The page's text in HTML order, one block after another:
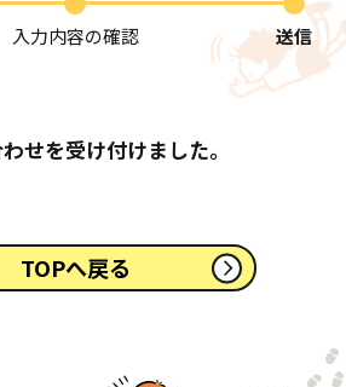
入力内容の確認 送信
せを受け付けました。
TOPへ戻る